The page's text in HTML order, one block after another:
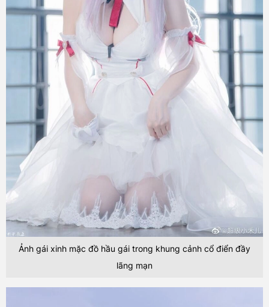
Ảnh gái xinh mặc đồ hầu gái trong khung cảnh cổ điển đầy
lãng mạn